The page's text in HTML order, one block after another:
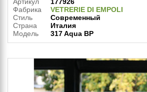
Фабрика
VETRERIE DI EMPOLI
Стиль
Современный
Страна
Италия
Модель
317 Aqua BP